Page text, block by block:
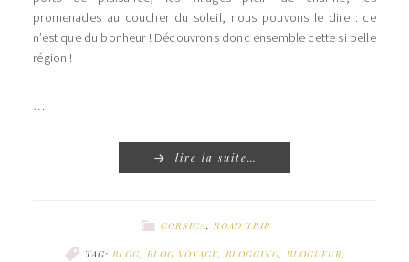
promenades au coucher du soleil, nous pouvons le dire : ce
n’est que du bonheur ! Découvrons donc ensemble cette si belle
région !
…
lire la suite…
CORSICA, ROAD TRIP
TAG: BLOG, BLOG VOYAGE, BLOGGING, BLOGUEUR,